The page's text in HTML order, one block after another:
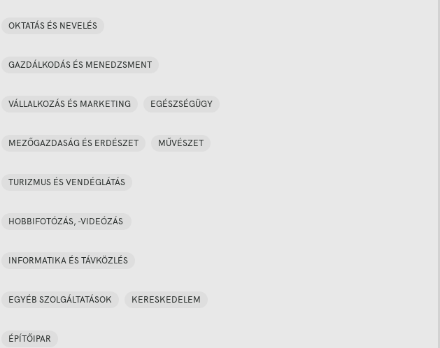
OKTATÁS ÉS NEVELÉS
GAZDÁLKODÁS ÉS MENEDZSMENT
VÁLLALKOZÁS ÉS MARKETING EGÉSZSÉGÜGY
MEZŐGAZDASÁG ÉS ERDÉSZET MŰVÉSZET
TURIZMUS ÉS VENDÉGLÁTÁS
HOBBIFOTÓZÁS, -VIDEÓZÁS
INFORMATIKA ÉS TÁVKÖZLÉS
EGYÉB SZOLGÁLTATÁSOK KERESKEDELEM
ÉPÍTŐIPAR